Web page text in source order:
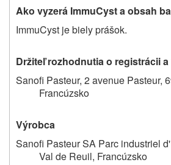
Ako vyzerá ImmuCyst a obsah
ImmuCyst je biely prášok.
Držiteľ rozhodnutia o registrácii
Sanofi Pasteur, 2 avenue Pasteur,
Francúzsko
Výrobca
Sanofi Pasteur SA Parc industriel
Val de Reuil, Francúzsko